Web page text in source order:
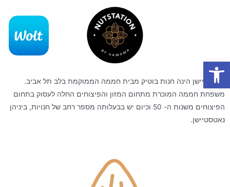
פתח סרגל נגישות
נאטסטיישן הינה חנות בוטיק מבית חממה הממוקמת בלב תל אביב.
משפחת חממה המוכרת מתחום המזון והפיצוחים החלה לעסוק בתחום
הפיצוחים משנות ה- 50 וכיום יש בבעלותה מספר רחב של חנויות, ביניהן
נאטסטיישן.